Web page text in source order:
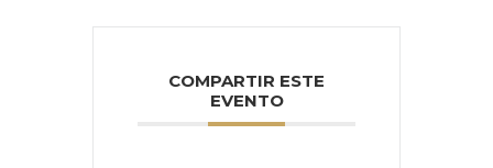
COMPARTIR ESTE
EVENTO